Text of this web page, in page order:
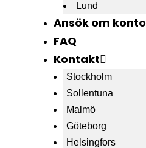
Lund
Ansök om konto
FAQ
Kontakt
Stockholm
Sollentuna
Malmö
Göteborg
Helsingfors